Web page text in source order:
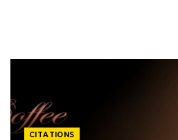
CITATIONS